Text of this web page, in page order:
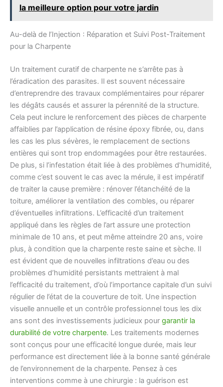
la meilleure option pour votre jardin
Au-delà de l’Injection : Réparation et Suivi Post-Traitement
pour la Charpente
Un traitement curatif de charpente ne s’arrête pas à
l’éradication des parasites. Il est souvent nécessaire
d’entreprendre des travaux complémentaires pour réparer
les dégâts causés et assurer la pérennité de la structure.
Cela peut inclure le renforcement des pièces de charpente
affaiblies par l’application de résine époxy fibrée, ou, dans
les cas les plus sévères, le remplacement de sections
entières qui sont trop endommagées pour être restaurées.
De plus, si l’infestation était liée à des problèmes d’humidité,
comme c’est souvent le cas avec la mérule, il est impératif
de traiter la cause première : rénover l’étanchéité de la
toiture, améliorer la ventilation des combles, ou réparer
d’éventuelles infiltrations. L’efficacité d’un traitement
appliqué dans les règles de l’art assure une protection
minimale de 10 ans, et peut même atteindre 20 ans, voire
plus, à condition que la charpente reste saine et sèche. Il
est évident que de nouvelles infiltrations d’eau ou des
problèmes d’humidité persistants mettraient à mal
l’efficacité du traitement, d’où l’importance capitale d’un suivi
régulier de l’état de la couverture de toit. Une inspection
visuelle annuelle et un contrôle professionnel tous les dix
ans sont des investissements judicieux pour garantir la
durabilité de votre charpente. Les traitements modernes
sont conçus pour une efficacité longue durée, mais leur
performance est directement liée à la bonne santé générale
de l’environnement de la charpente. Pensez à ces
interventions comme à une chirurgie : la guérison est